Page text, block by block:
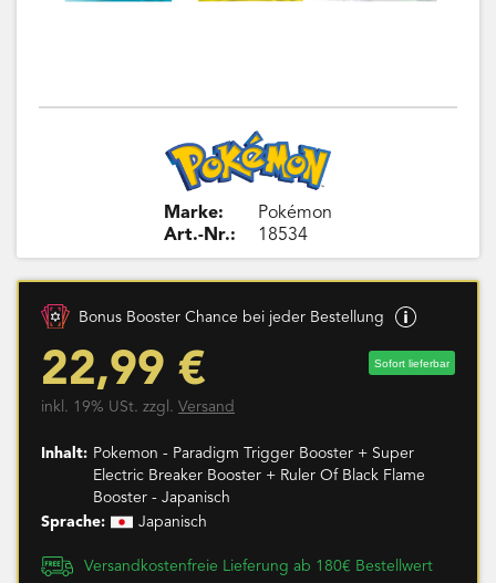
Marke:
Art.-Nr.:
Pokémon
18534
Bonus Booster Chance bei jeder Bestellung
22,99 € Sofort lieferbar
inkl. 19% USt. zzgl. Versand
Inhalt: Pokemon - Paradigm Trigger Booster + Super
Electric Breaker Booster + Ruler Of Black Flame
Booster - Japanisch
Sprache:
Japanisch
Versandkostenfreie Lieferung ab 180€ Bestellwert